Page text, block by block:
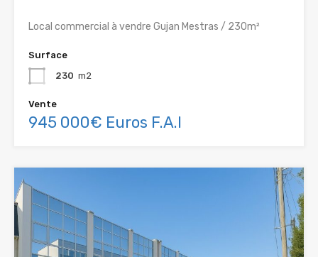
Local commercial à vendre Gujan Mestras / 230m²
Surface
230 m2
Vente
945 000€ Euros F.A.I